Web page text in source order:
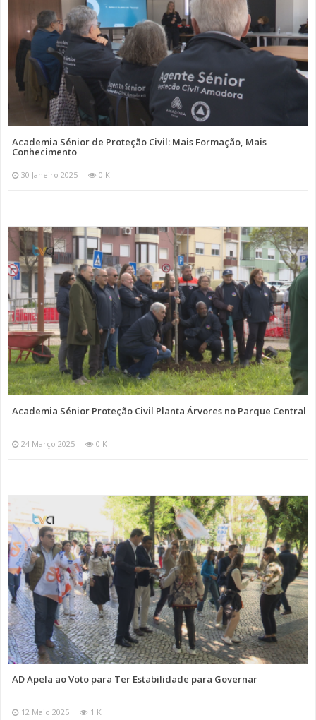
Academia Sénior de Proteção Civil: Mais Formação, Mais
Conhecimento
30 Janeiro 2025 0 K
Academia Sénior Proteção Civil Planta Árvores no Parque Central
24 Março 2025 0 K
AD Apela ao Voto para Ter Estabilidade para Governar
12 Maio 2025 1 K